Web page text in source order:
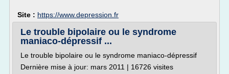
Site : https://www.depression.fr
Le trouble bipolaire ou le syndrome
maniaco-dépressif ...
Le trouble bipolaire ou le syndrome maniaco-dépressif
Dernière mise à jour: mars 2011 | 16726 visites